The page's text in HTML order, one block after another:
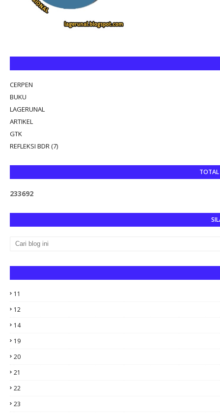
CERPEN
BUKU
LAGERUNAL
ARTIKEL
GTK
REFLEKSI BDR (7)
233692
11
12
14
19
20
21
22
23